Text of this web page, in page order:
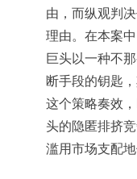
由，而纵观判
理由。在本案
巨头以一种不
断手段的钥匙
这个策略奏效
头的隐匿排挤
滥用市场支配地